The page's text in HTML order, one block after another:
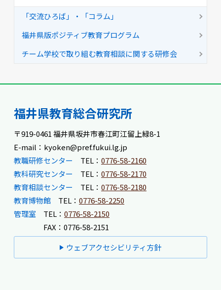
「交流ひろば」・「コラム」
福井県版ポジティブ教育プログラム
チーム学校で取り組む教育相談に関する研修会
福井県教育総合研究所
〒919-0461 福井県坂井市春江町江留上緑8-1
E-mail：kyoken@pref.fukui.lg.jp
教職研修センター
TEL： 0776-58-2160
教科研究センター
TEL： 0776-58-2170
教育相談センター
TEL： 0776-58-2180
教育博物館
TEL： 0776-58-2250
管理室
TEL： 0776-58-2150
FAX：0776-58-2151
ウェブアクセシビリティ方針